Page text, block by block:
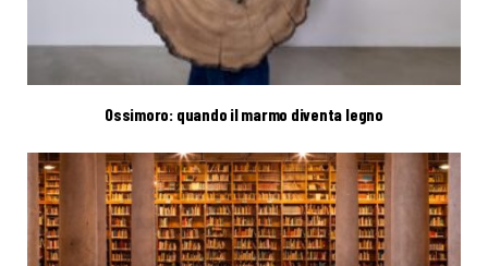
Ossimoro: quando il marmo diventa legno